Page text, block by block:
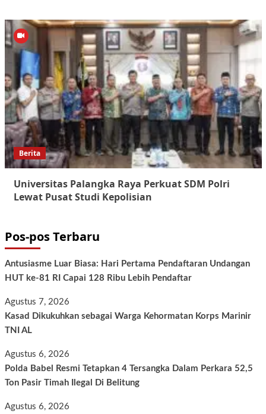
Berita
Universitas Palangka Raya Perkuat SDM Polri
Lewat Pusat Studi Kepolisian
Pos-pos Terbaru
Antusiasme Luar Biasa: Hari Pertama Pendaftaran Undangan
HUT ke-81 RI Capai 128 Ribu Lebih Pendaftar
Agustus 7, 2026
Kasad Dikukuhkan sebagai Warga Kehormatan Korps Marinir
TNI AL
Agustus 6, 2026
Polda Babel Resmi Tetapkan 4 Tersangka Dalam Perkara 52,5
Ton Pasir Timah Ilegal Di Belitung
Agustus 6, 2026